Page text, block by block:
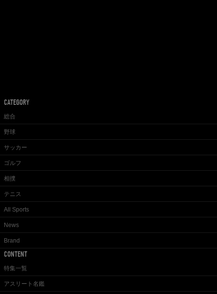
CATEGORY
総合
野球
サッカー
ゴルフ
相撲
テニス
All Sports
News
Brand
CONTENT
特集一覧
アスリート名鑑